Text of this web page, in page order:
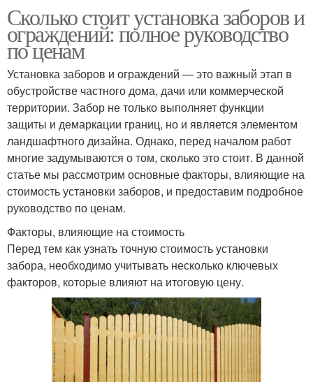
Сколько стоит установка заборов и
ограждений: полное руководство
по ценам
Установка заборов и ограждений — это важный этап в
обустройстве частного дома, дачи или коммерческой
территории. Забор не только выполняет функции
защиты и демаркации границ, но и является элементом
ландшафтного дизайна. Однако, перед началом работ
многие задумываются о том, сколько это стоит. В данной
статье мы рассмотрим основные факторы, влияющие на
стоимость установки заборов, и предоставим подробное
руководство по ценам.
Факторы, влияющие на стоимость
Перед тем как узнать точную стоимость установки
забора, необходимо учитывать несколько ключевых
факторов, которые влияют на итоговую цену.